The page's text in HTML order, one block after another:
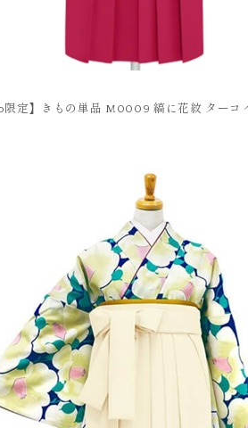
限定】きもの単品 M0009 縞に花紋 ターコ